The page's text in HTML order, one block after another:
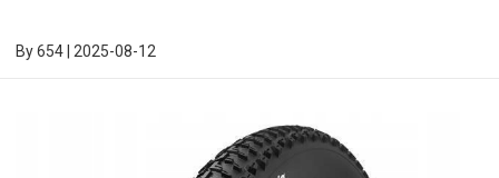
By654 2025-08-12